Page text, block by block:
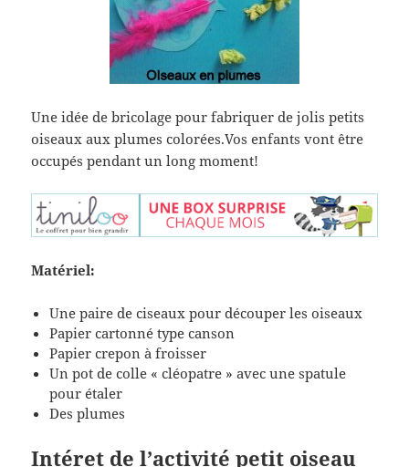
Une idée de bricolage pour fabriquer de jolis petits
oiseaux aux plumes colorées.Vos enfants vont être
occupés pendant un long moment!
Matériel:
Une paire de ciseaux pour découper les oiseaux
Papier cartonné type canson
Papier crepon à froisser
Un pot de colle « cléopatre » avec une spatule
pour étaler
Des plumes
Intéret de l’activité petit oiseau